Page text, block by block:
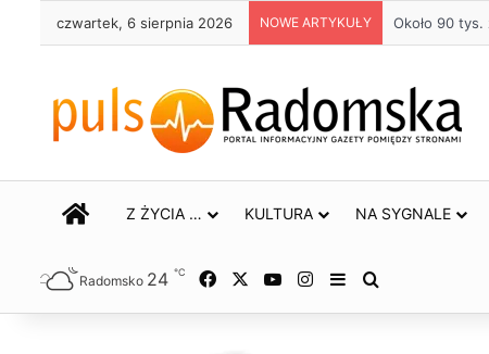
czwartek, 6 sierpnia 2026 NOWE ARTYKUŁY Życie bez
STRONA GŁÓWNA
Z ŻYCIA … KULTURA NA SYGNALE
Radomsko 24 ℃ Facebook YouTubeInstagram
Sidebar